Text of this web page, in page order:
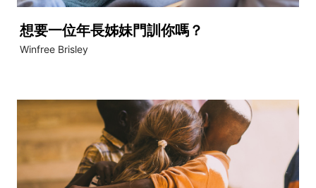
想要一位年長姊妹門訓你嗎？
Winfree Brisley